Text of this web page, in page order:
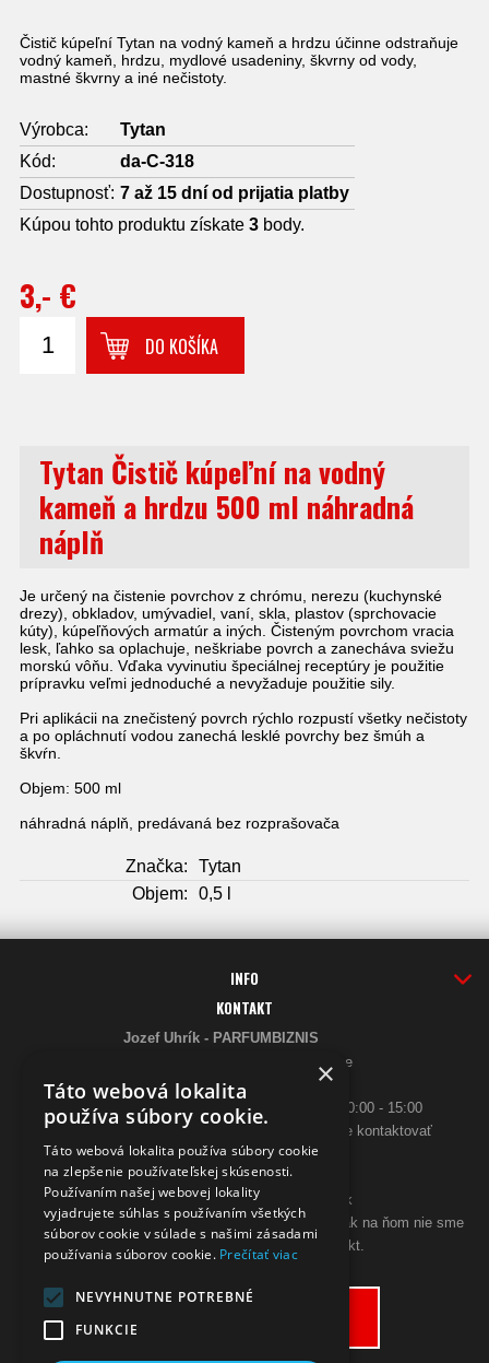
Čistič kúpeľní Tytan na vodný kameň a hrdzu účinne odstraňuje
vodný kameň, hrdzu, mydlové usadeniny, škvrny od vody,
mastné škvrny a iné nečistoty.
Výrobca:
Tytan
Kód:
da-C-318
Dostupnosť: 7 až 15 dní od prijatia platby
Kúpou tohto produktu získate 3 body.
3,- €
DO KOŠÍKA
Tytan Čistič kúpeľní na vodný
kameň a hrdzu 500 ml náhradná
náplň
Je určený na čistenie povrchov z chrómu, nerezu (kuchynské
drezy), obkladov, umývadiel, vaní, skla, plastov (sprchovacie
kúty), kúpeľňových armatúr a iných. Čisteným povrchom vracia
lesk, ľahko sa oplachuje, neškriabe povrch a zanecháva sviežu
morskú vôňu. Vďaka vyvinutiu špeciálnej receptúry je použitie
prípravku veľmi jednoduché a nevyžaduje použitie sily.
Pri aplikácii na znečistený povrch rýchlo rozpustí všetky nečistoty
a po opláchnutí vodou zanechá lesklé povrchy bez šmúh a
škvŕn.
Objem: 500 ml
náhradná náplň, predávaná bez rozprašovača
Značka:
Tytan
Objem:
0,5 l
INFO
KONTAKT
Jozef Uhrík - PARFUMBIZNIS
Saratovská 2926/21 93405 Levice
Telefón:
0948 005 546
- PO-PIA: 10:00 - 18:00, SO 10:00 - 15:00
ak sa aj hneď nedovoláte, budeme Vás spätne kontaktovať
Email:
poslimasem@gmail.com
objednavky@zpohodliadomova.sk
Kontaktovať nás môžete aj cez zákaznícky chat, ak na ňom nie sme
prítomný, zanechajte na seba kontakt.
×
Táto webová lokalita
používa súbory cookie.
Táto webová lokalita používa súbory cookie
na zlepšenie používateľskej skúsenosti.
Používaním našej webovej lokality
vyjadrujete súhlas s používaním všetkých
súborov cookie v súlade s našimi zásadami
používania súborov cookie. Prečítať viac
NEVYHNUTNE POTREBNÉ
FUNKCIE